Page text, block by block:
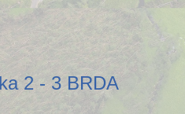
2 - 3 BRDA